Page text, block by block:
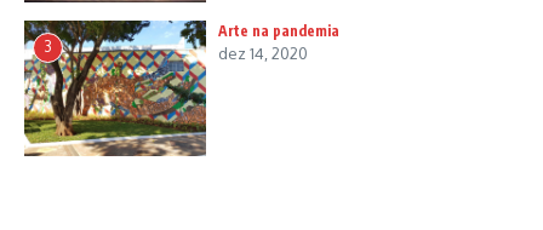
3
Arte na pandemia
dez 14, 2020